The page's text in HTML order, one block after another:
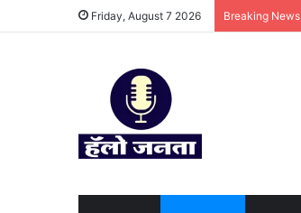
Friday, August 7 2026 Breaking News